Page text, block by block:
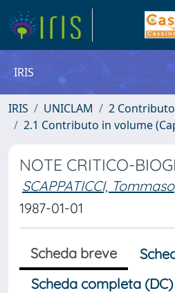
IRIS
IRIS UNICLAM
2
2.1 Contributo in volume
NOTE CRITICO-
SCAPPATICCI, Tommaso
1987-01-01
Scheda breve
Scheda completa (DC)